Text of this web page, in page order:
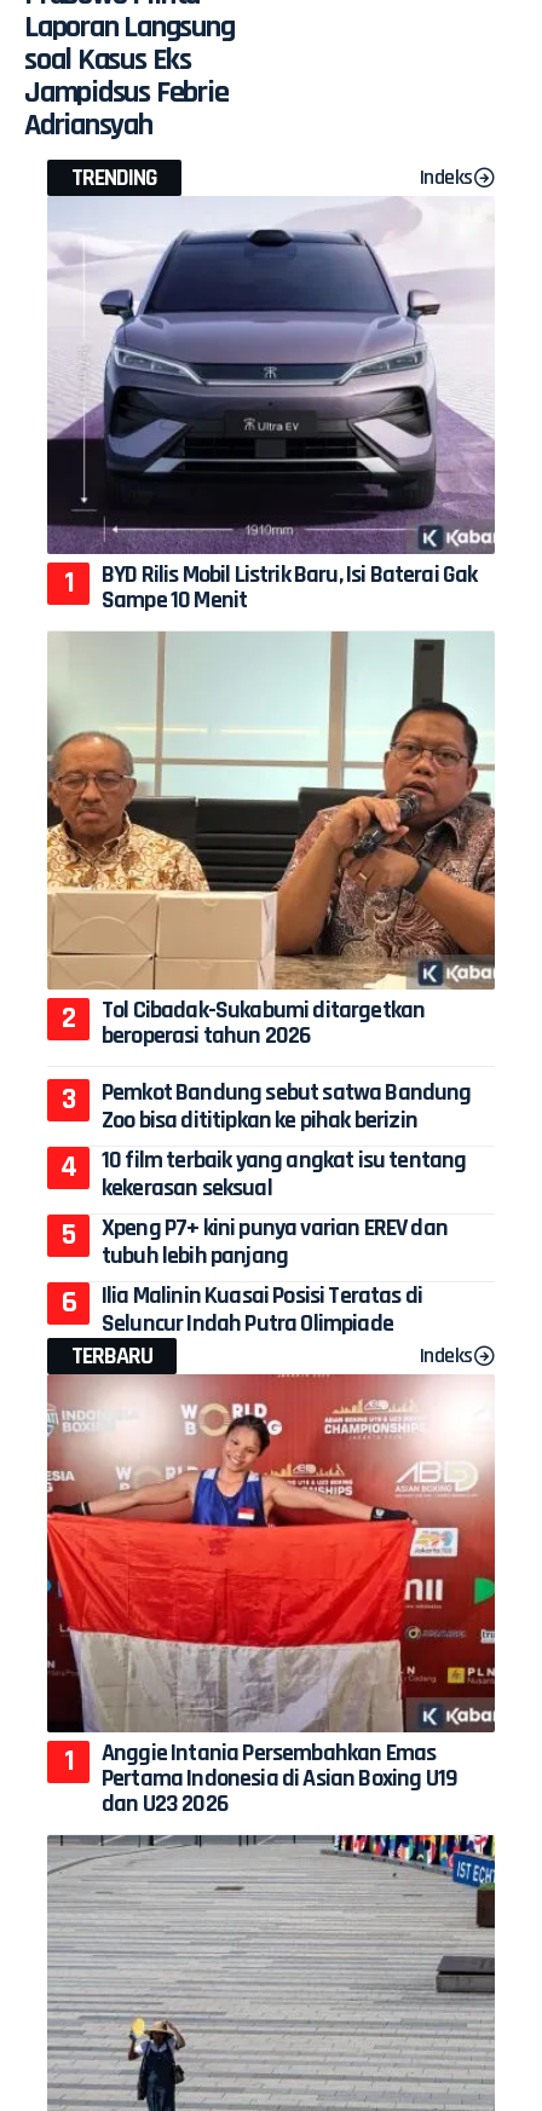
Laporan Langsung
soal Kasus Eks
Jampidsus Febrie
Adriansyah
TRENDING Indeks
BYD Rilis Mobil Listrik Baru, Isi Baterai Gak
Sampe 10 Menit
Tol Cibadak-Sukabumi ditargetkan
beroperasi tahun 2026
Pemkot Bandung sebut satwa Bandung
Zoo bisa dititipkan ke pihak berizin
10 film terbaik yang angkat isu tentang
kekerasan seksual
Xpeng P7+ kini punya varian EREV dan
tubuh lebih panjang
Ilia Malinin Kuasai Posisi Teratas di
Seluncur Indah Putra Olimpiade
TERBARU
Indeks
Anggie Intania Persembahkan Emas
Pertama Indonesia di Asian Boxing U19
dan U23 2026